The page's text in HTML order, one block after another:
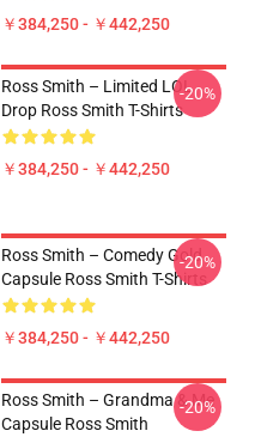
￥384,250 - ￥442,250
Ross Smith – Limited LOL
Drop Ross Smith T-Shirts
￥384,250 - ￥442,250
-20%
Ross Smith – Comedy Gold
Capsule Ross Smith T-Shirts
￥384,250 - ￥442,250
-20%
Ross Smith – Grandma & Me
Capsule Ross Smith
-20%